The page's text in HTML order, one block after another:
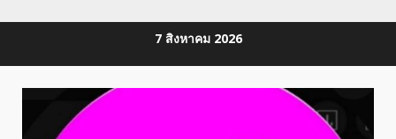
7 สิงหาคม 2026